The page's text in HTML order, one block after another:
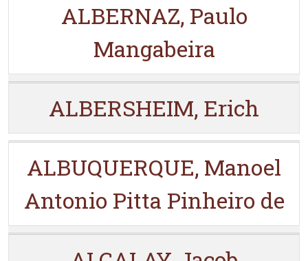
ALBERNAZ, Paulo
Mangabeira
ALBERSHEIM, Erich
ALBUQUERQUE, Manoel
Antonio Pitta Pinheiro de